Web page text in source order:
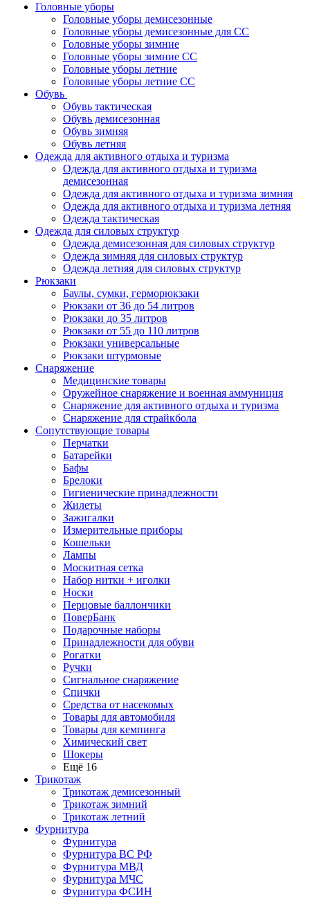
Головные уборы
Головные уборы демисезонные
Головные уборы демисезонные для СС
Головные уборы зимние
Головные уборы зимние СС
Головные уборы летние
Головные уборы летние СС
Обувь
Обувь тактическая
Обувь демисезонная
Обувь зимняя
Обувь летняя
Одежда для активного отдыха и туризма
Одежда для активного отдыха и туризма
демисезонная
Одежда для активного отдыха и туризма зимняя
Одежда для активного отдыха и туризма летняя
Одежда тактическая
Одежда для силовых структур
Одежда демисезонная для силовых структур
Одежда зимняя для силовых структур
Одежда летняя для силовых структур
Рюкзаки
Баулы, сумки, герморюкзаки
Рюкзаки от 36 до 54 литров
Рюкзаки до 35 литров
Рюкзаки от 55 до 110 литров
Рюкзаки универсальные
Рюкзаки штурмовые
Снаряжение
Медицинские товары
Оружейное снаряжение и военная аммуниция
Снаряжение для активного отдыха и туризма
Снаряжение для страйкбола
Сопутствующие товары
Перчатки
Батарейки
Бафы
Брелоки
Гигиенические принадлежности
Жилеты
Зажигалки
Измерительные приборы
Кошельки
Лампы
Москитная сетка
Набор нитки + иголки
Носки
Перцовые баллончики
ПоверБанк
Подарочные наборы
Принадлежности для обуви
Рогатки
Ручки
Сигнальное снаряжение
Спички
Средства от насекомых
Товары для автомобиля
Товары для кемпинга
Химический свет
Шокеры
Ещё 16
Трикотаж
Трикотаж демисезонный
Трикотаж зимний
Трикотаж летний
Фурнитура
Фурнитура
Фурнитура ВС РФ
Фурнитура МВД
Фурнитура МЧС
Фурнитура ФСИН